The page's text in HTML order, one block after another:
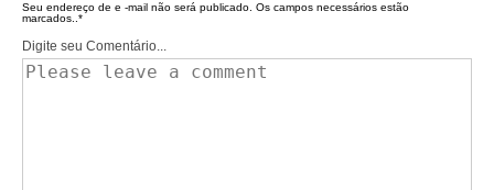
Seu endereço de e -mail não será publicado. Os campos necessários estão
marcados.. *
Digite seu Comentário...